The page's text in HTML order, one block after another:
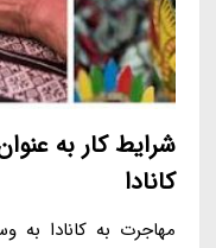
شرایط کار به
کانادا
مهاجرت به کانادا